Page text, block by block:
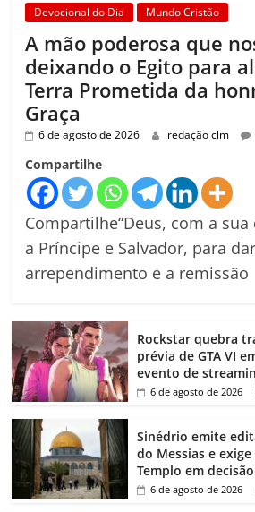
Devocional do Dia Mundo Cristão
A mão poderosa que
deixando o Egito para
Terra Prometida da
Graça
6 de agosto de 2026 redação clm
Compartilhe
Compartilhe“Deus, com a
a Príncipe e Salvador, para
arrependimento e a remissão
Rockstar quebra
prévia de GTA VI
evento de
6 de agosto de 2026
Sinédrio emite
do Messias e
Templo em
6 de agosto de 2026